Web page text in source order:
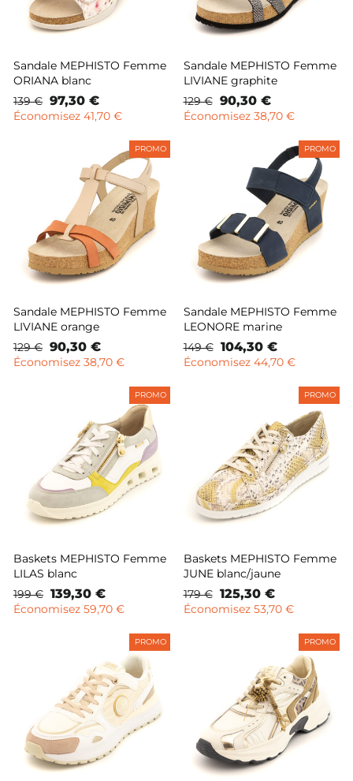
Sandale MEPHISTO Femme
ORIANA blanc
Prix
normal
139 € Prix
remisé
97,30 €
Économisez 41,70 €
Sandale MEPHISTO Femme
LIVIANE graphite
Prix
normal
129 € Prix
remisé
90,30 €
Économisez 38,70 €
PROMO
Sandale MEPHISTO Femme
LIVIANE orange
Prix
normal
129 € Prix
remisé
90,30 €
Économisez 38,70 €
PROMO
Sandale MEPHISTO Femme
LEONORE marine
Prix
normal
149 € Prix
remisé
104,30 €
Économisez 44,70 €
PROMO
Baskets MEPHISTO Femme
LILAS blanc
Prix
normal
199 € Prix
remisé
139,30 €
Économisez 59,70 €
PROMO
Baskets MEPHISTO Femme
JUNE blanc/jaune
Prix
normal
179 € Prix
remisé
125,30 €
Économisez 53,70 €
PROMO PROMO